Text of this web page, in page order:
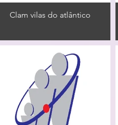
Clam vilas do atlântico